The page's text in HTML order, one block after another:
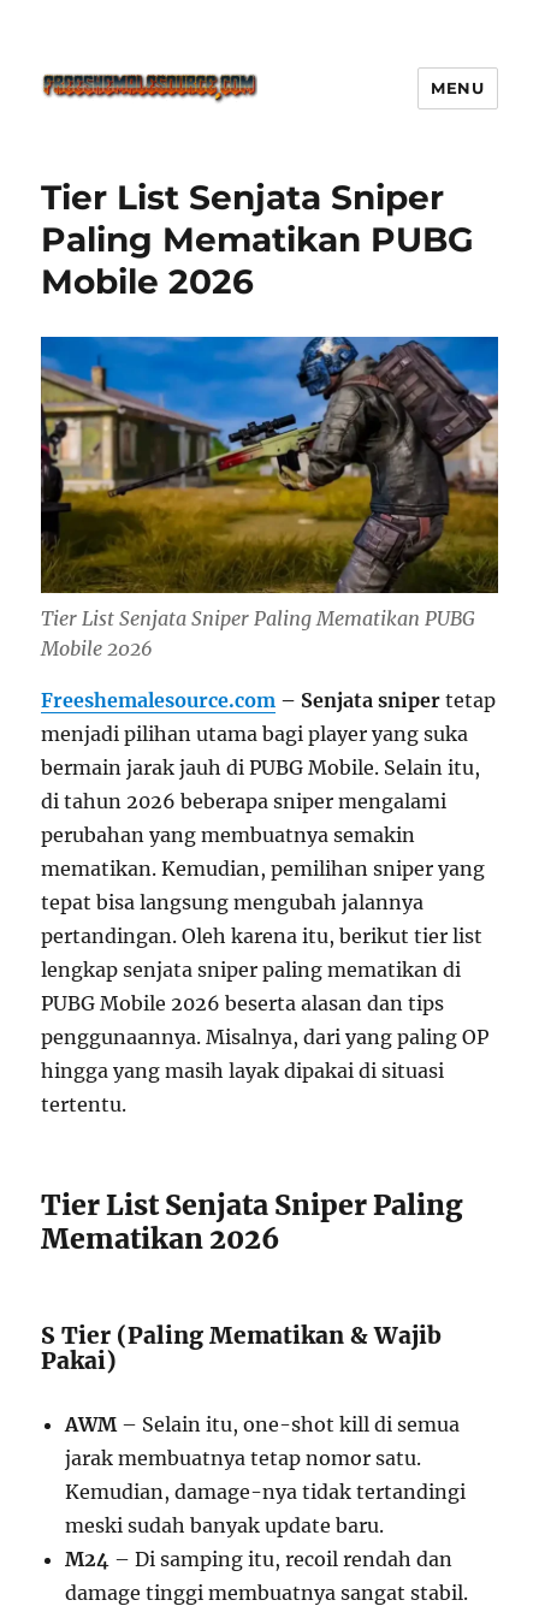
Defense Main Game Ini Pasti
Ketagihan!
MENU
Tier List Senjata Sniper
Paling Mematikan PUBG
Mobile 2026
Tier List Senjata Sniper Paling Mematikan PUBG
Mobile 2026
Freeshemalesource.com – Senjata sniper tetap
menjadi pilihan utama bagi player yang suka
bermain jarak jauh di PUBG Mobile. Selain itu,
di tahun 2026 beberapa sniper mengalami
perubahan yang membuatnya semakin
mematikan. Kemudian, pemilihan sniper yang
tepat bisa langsung mengubah jalannya
pertandingan. Oleh karena itu, berikut tier list
lengkap senjata sniper paling mematikan di
PUBG Mobile 2026 beserta alasan dan tips
penggunaannya. Misalnya, dari yang paling OP
hingga yang masih layak dipakai di situasi
tertentu.
Tier List Senjata Sniper Paling
Mematikan 2026
S Tier (Paling Mematikan & Wajib
Pakai)
AWM – Selain itu, one-shot kill di semua
jarak membuatnya tetap nomor satu.
Kemudian, damage-nya tidak tertandingi
meski sudah banyak update baru.
M24 – Di samping itu, recoil rendah dan
damage tinggi membuatnya sangat stabil.